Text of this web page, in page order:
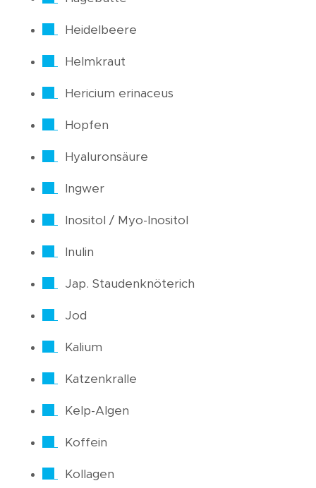
Heidelbeere
Helmkraut
Hericium erinaceus
Hopfen
Hyaluronsäure
Ingwer
Inositol / Myo-Inositol
Inulin
Jap. Staudenknöterich
Jod
Kalium
Katzenkralle
Kelp-Algen
Koffein
Kollagen